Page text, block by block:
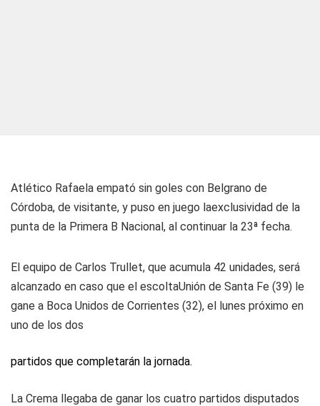
Atlético Rafaela empató sin goles con Belgrano de
Córdoba, de visitante, y puso en juego laexclusividad de la
punta de la Primera B Nacional, al continuar la 23ª fecha.
El equipo de Carlos Trullet, que acumula 42 unidades, será
alcanzado en caso que el escoltaUnión de Santa Fe (39) le
gane a Boca Unidos de Corrientes (32), el lunes próximo en
uno de los dos
partidos que completarán la jornada.
La Crema llegaba de ganar los cuatro partidos disputados